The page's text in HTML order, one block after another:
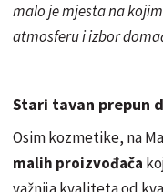
malo je mjesta na
atmosferu i izbor
Stari tavan prepun
Osim kozmetike, na
malih proizvođača